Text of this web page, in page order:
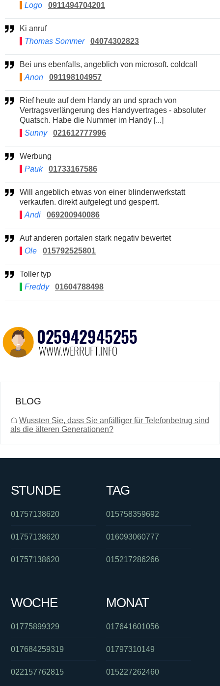
Logo
0911494704201
Ki anruf
Thomas Sommer
04074302823
Bei uns ebenfalls, angeblich von microsoft. coldcall
Anon
091198104957
Rief heute auf dem Handy an und sprach von
Vertragsverlängerung des Handyvertrages - absoluter
Quatsch. Habe die Nummer im Handy [...]
Sunny
021612777996
Werbung
Pauk
01733167586
Will angeblich etwas von einer blindenwerkstatt
verkaufen. direkt aufgelegt und gesperrt.
Andi
069200940086
Auf anderen portalen stark negativ bewertet
Ole
015792525801
Toller typ
Freddy
01604788498
BLOG
☖ Wussten Sie, dass Sie anfälliger für Telefonbetrug sind
als die älteren Generationen?
STUNDE
01757138620
01757138620
01757138620
TAG
015758359692
016093060777
015217286266
WOCHE
01775899329
017684259319
022157762815
MONAT
017641601056
01797310149
015227262460